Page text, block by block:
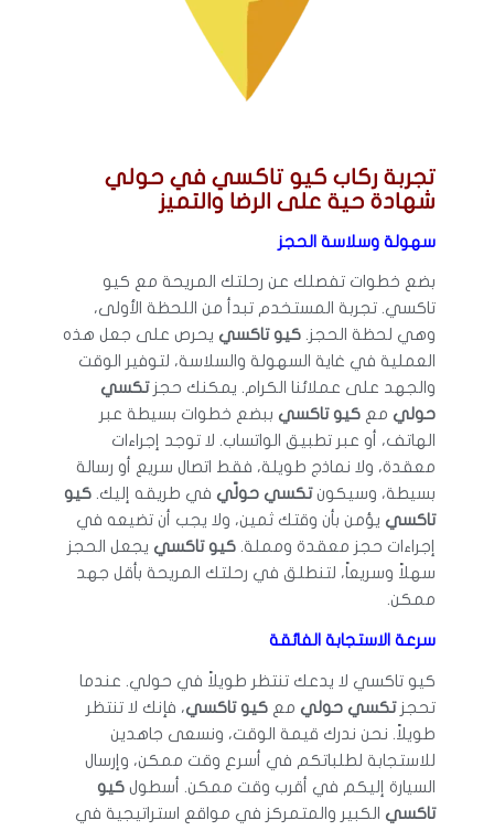
تجربة ركاب كيو تاكسي في حولي
شهادة حية على الرضا والتميز
سهولة وسلاسة الحجز
بضع خطوات تفصلك عن رحلتك المريحة مع كيو
تاكسي. تجربة المستخدم تبدأ من اللحظة الأولى،
وهي لحظة الحجز. كيو تاكسي يحرص على جعل هذه
العملية في غاية السهولة والسلاسة، لتوفير الوقت
والجهد على عملائنا الكرام. يمكنك حجزتكسي
حولي مع كيو تاكسي ببضع خطوات بسيطة عبر
الهاتف، أو عبر تطبيق الواتساب. لا توجد إجراءات
معقدة، ولا نماذج طويلة، فقط اتصال سريع أو رسالة
بسيطة، وسيكونتكسي حولّي في طريقه إليك. كيو
تاكسي يؤمن بأن وقتك ثمين، ولا يجب أن تضيعه في
إجراءات حجز معقدة ومملة. كيو تاكسي يجعل الحجز
سهلاً وسريعاً، لتنطلق في رحلتك المريحة بأقل جهد
ممكن.
سرعة الاستجابة الفائقة
كيو تاكسي لا يدعك تنتظر طويلاً في حولي. عندما
تحجزتكسي حولي مع كيو تاكسي، فإنك لا تنتظر
طويلاً. نحن ندرك قيمة الوقت، ونسعى جاهدين
للاستجابة لطلباتكم في أسرع وقت ممكن، وإرسال
السيارة إليكم في أقرب وقت ممكن. أسطول كيو
تاكسي الكبير والمتمركز في مواقع استراتيجية في